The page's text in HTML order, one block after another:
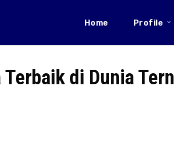
Home Profile
di Dunia